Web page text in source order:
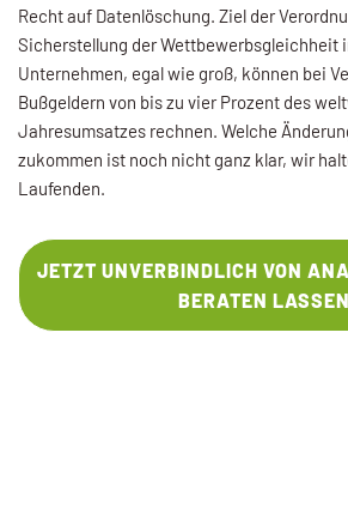
Recht auf Datenlöschung. Ziel der
Sicherstellung der Wettbewerbsgleichheit
Unternehmen, egal wie groß, können bei
Bußgeldern von bis zu vier Prozent des
Jahresumsatzes rechnen. Welche
zukommen ist noch nicht ganz klar, wir
Laufenden.
JETZT UNVERBINDLICH VON
BERATEN